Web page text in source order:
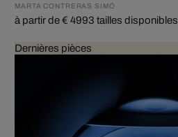
MARTA CONTRERAS SIMÓ
à partir de € 4993 tailles disponibles
Dernières pièces